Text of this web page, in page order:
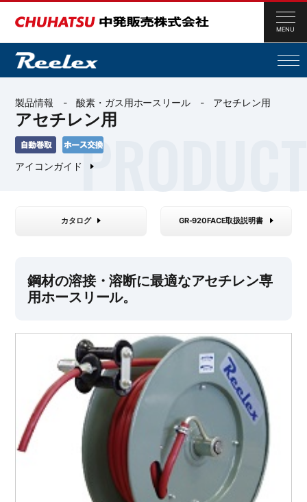
MENU
製品情報 -酸素・ガス用ホースリール- アセチレン用
アセチレン用
アイコンガイド
カタログ GR-920FACE取扱説明書
鋼材の溶接・溶断に最適なアセチレン専
用ホースリール。